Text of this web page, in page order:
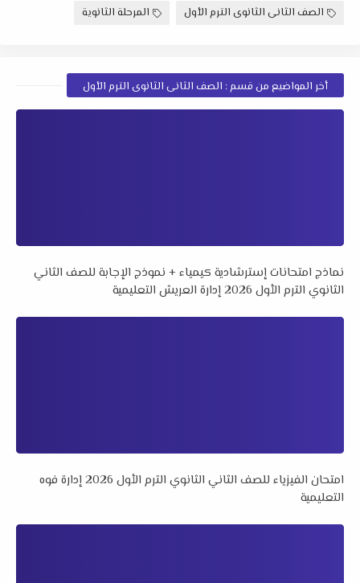
الصف الثانى الثانوى الترم الأول المرحلة الثانوية
أخر المواضيع من قسم : الصف الثانى الثانوى الترم الأول
نماذج امتحانات إسترشادية كيمياء + نموذج الإجابة للصف الثاني
الثانوي الترم الأول 2026 إدارة العريش التعليمية
امتحان الفيزياء للصف الثاني الثانوي الترم الأول 2026 إدارة فوه
التعليمية